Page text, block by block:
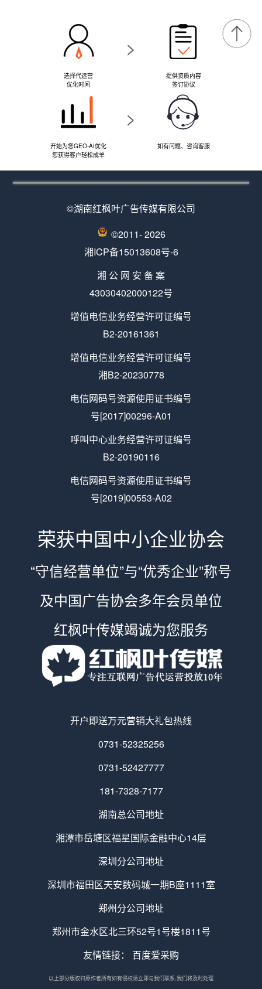
选择代运营
优化时间
>
提供资质内容
签订协议
开始为您GEO-AI优化
您获得客户轻松成单
>
如有问题、咨询客服
©湖南红枫叶广告传媒有限公司
©2011-2026
湘ICP备15013608号-6
湘 公 网 安 备 案
43030402000122号
增值电信业务经营许可证编号
B2-20161361
增值电信业务经营许可证编号
湘B2-20230778
电信网码号资源使用证书编号
号[2017]00296-A01
呼叫中心业务经营许可证编号
B2-20190116
电信网码号资源使用证书编号
号[2019]00553-A02
荣获中国中小企业协会
“守信经营单位”与“优秀企业”称号
及中国广告协会多年会员单位
红枫叶传媒竭诚为您服务
开户即送万元营销大礼包热线
0731-52325256
0731-52427777
181-7328-7177
湖南总公司地址
湘潭市岳塘区福星国际金融中心14层
深圳分公司地址
深圳市福田区天安数码城一期B座1111室
郑州分公司地址
郑州市金水区北三环52号1号楼1811号
友情链接： 百度爱采购
以上部分版权归原作者所有如有侵权请立即与我们联系,我们将及时处理